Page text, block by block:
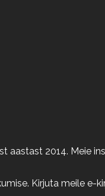
aastast 2014. Meie
Kirjuta meile e-